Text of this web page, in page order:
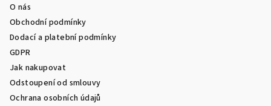
O nás
Obchodní podmínky
Dodací a platební podmínky
GDPR
Jak nakupovat
Odstoupení od smlouvy
Ochrana osobních údajů